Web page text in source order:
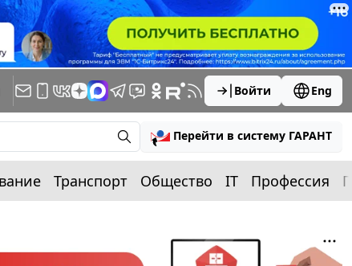
Войти Eng
Перейти в систему ГАРАНТ
Транспорт Общество IT Профессия